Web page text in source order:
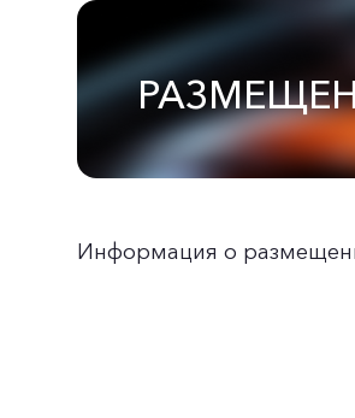
Информация о